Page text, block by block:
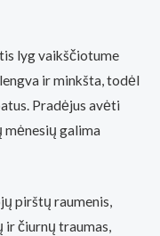
lyg vaikščiotume
ir minkšta, todėl
Pradėjus avėti
galima
pirštų raumenis,
ir čiurnų traumas,